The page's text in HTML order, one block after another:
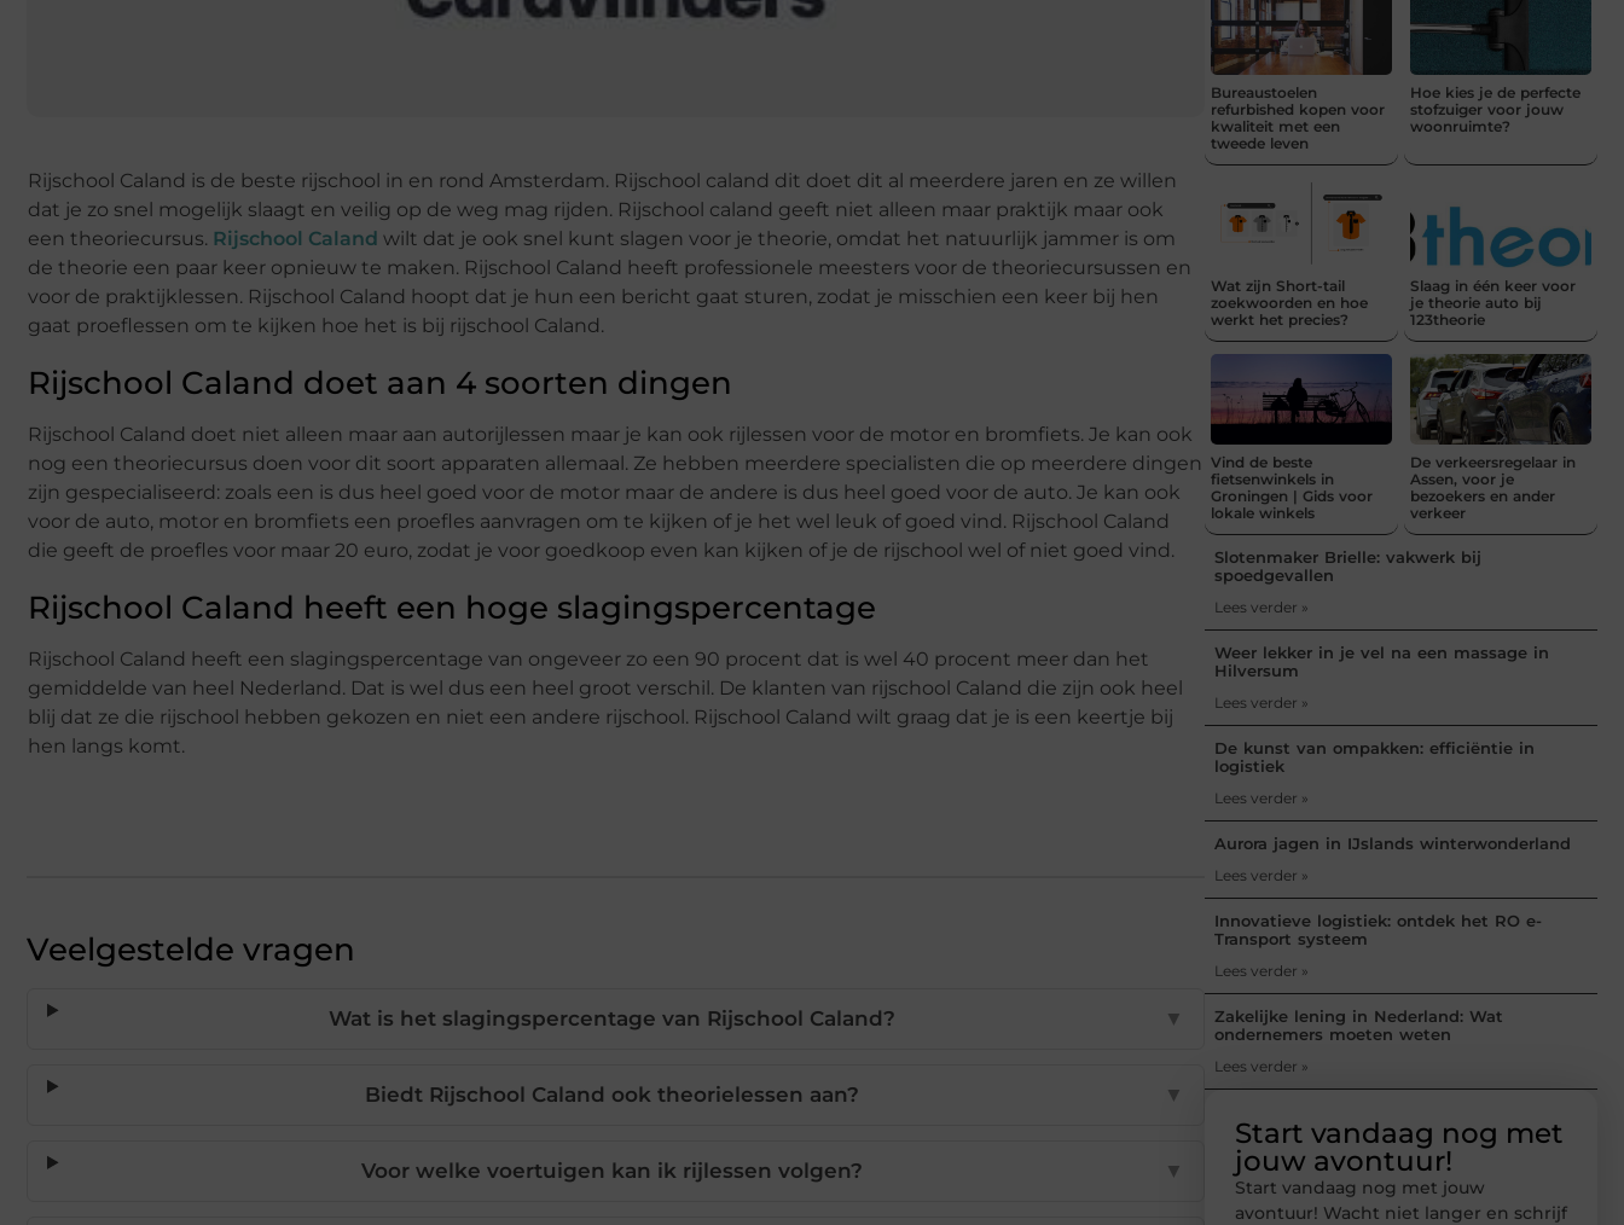
Rijschool Caland is de beste rijschool in en rond Amsterdam. Rijschool caland dit doet dit al meerdere jaren en ze willen
dat je zo snel mogelijk slaagt en veilig op de weg mag rijden. Rijschool caland geeft niet alleen maar praktijk maar ook
een theoriecursus. Rijschool Caland wilt dat je ook snel kunt slagen voor je theorie, omdat het natuurlijk jammer is om
de theorie een paar keer opnieuw te maken. Rijschool Caland heeft professionele meesters voor de theoriecursussen en
voor de praktijklessen. Rijschool Caland hoopt dat je hun een bericht gaat sturen, zodat je misschien een keer bij hen
gaat proeflessen om te kijken hoe het is bij rijschool Caland.
Rijschool Caland doet aan 4 soorten dingen
Rijschool Caland doet niet alleen maar aan autorijlessen maar je kan ook rijlessen voor de motor en bromfiets. Je kan ook
nog een theoriecursus doen voor dit soort apparaten allemaal. Ze hebben meerdere specialisten die op meerdere dingen
zijn gespecialiseerd: zoals een is dus heel goed voor de motor maar de andere is dus heel goed voor de auto. Je kan ook
voor de auto, motor en bromfiets een proefles aanvragen om te kijken of je het wel leuk of goed vind. Rijschool Caland
die geeft de proefles voor maar 20 euro, zodat je voor goedkoop even kan kijken of je de rijschool wel of niet goed vind.
Rijschool Caland heeft een hoge slagingspercentage
Rijschool Caland heeft een slagingspercentage van ongeveer zo een 90 procent dat is wel 40 procent meer dan het
gemiddelde van heel Nederland. Dat is wel dus een heel groot verschil. De klanten van rijschool Caland die zijn ook heel
blij dat ze die rijschool hebben gekozen en niet een andere rijschool. Rijschool Caland wilt graag dat je is een keertje bij
hen langs komt.
Veelgestelde vragen
Wat is het slagingspercentage van Rijschool Caland? ▼
Biedt Rijschool Caland ook theorielessen aan? ▼
Voor welke voertuigen kan ik rijlessen volgen? ▼
Bureaustoelen
refurbished kopen voor
kwaliteit met een
tweede leven
Hoe kies je de perfecte
stofzuiger voor jouw
woonruimte?
Wat zijn Short-tail
zoekwoorden en hoe
werkt het precies?
Slaag in één keer voor
je theorie auto bij
123theorie
Vind de beste
fietsenwinkels in
Groningen | Gids voor
lokale winkels
De verkeersregelaar in
Assen, voor je
bezoekers en ander
verkeer
Slotenmaker Brielle: vakwerk bij
spoedgevallen
Lees verder »
Weer lekker in je vel na een massage in
Hilversum
Lees verder »
De kunst van ompakken: efficiëntie in
logistiek
Lees verder »
Aurora jagen in IJslands winterwonderland
Lees verder »
Innovatieve logistiek: ontdek het RO e-
Transport systeem
Lees verder »
Zakelijke lening in Nederland: Wat
ondernemers moeten weten
Lees verder »
Start vandaag nog met
jouw avontuur!
Start vandaag nog met jouw
avontuur! Wacht niet langer en schrijf